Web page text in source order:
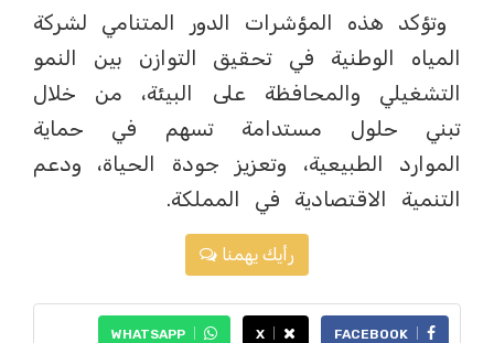
وتؤكد هذه المؤشرات الدور المتنامي لشركة
المياه الوطنية في تحقيق التوازن بين النمو
التشغيلي والمحافظة على البيئة، من خلال
تبني حلول مستدامة تسهم في حماية
الموارد الطبيعية، وتعزيز جودة الحياة، ودعم
التنمية الاقتصادية في المملكة.
رأيك يهمنا
FACEBOOK
X
WHATSAPP